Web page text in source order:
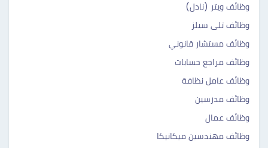
وظائف ويتر (نادل)
وظائف تلى سيلز
وظائف مستشار قانوني
وظائف مراجع حسابات
وظائف عامل نظافة
وظائف مدرسين
وظائف عمال
وظائف مهندسين ميكانيكا